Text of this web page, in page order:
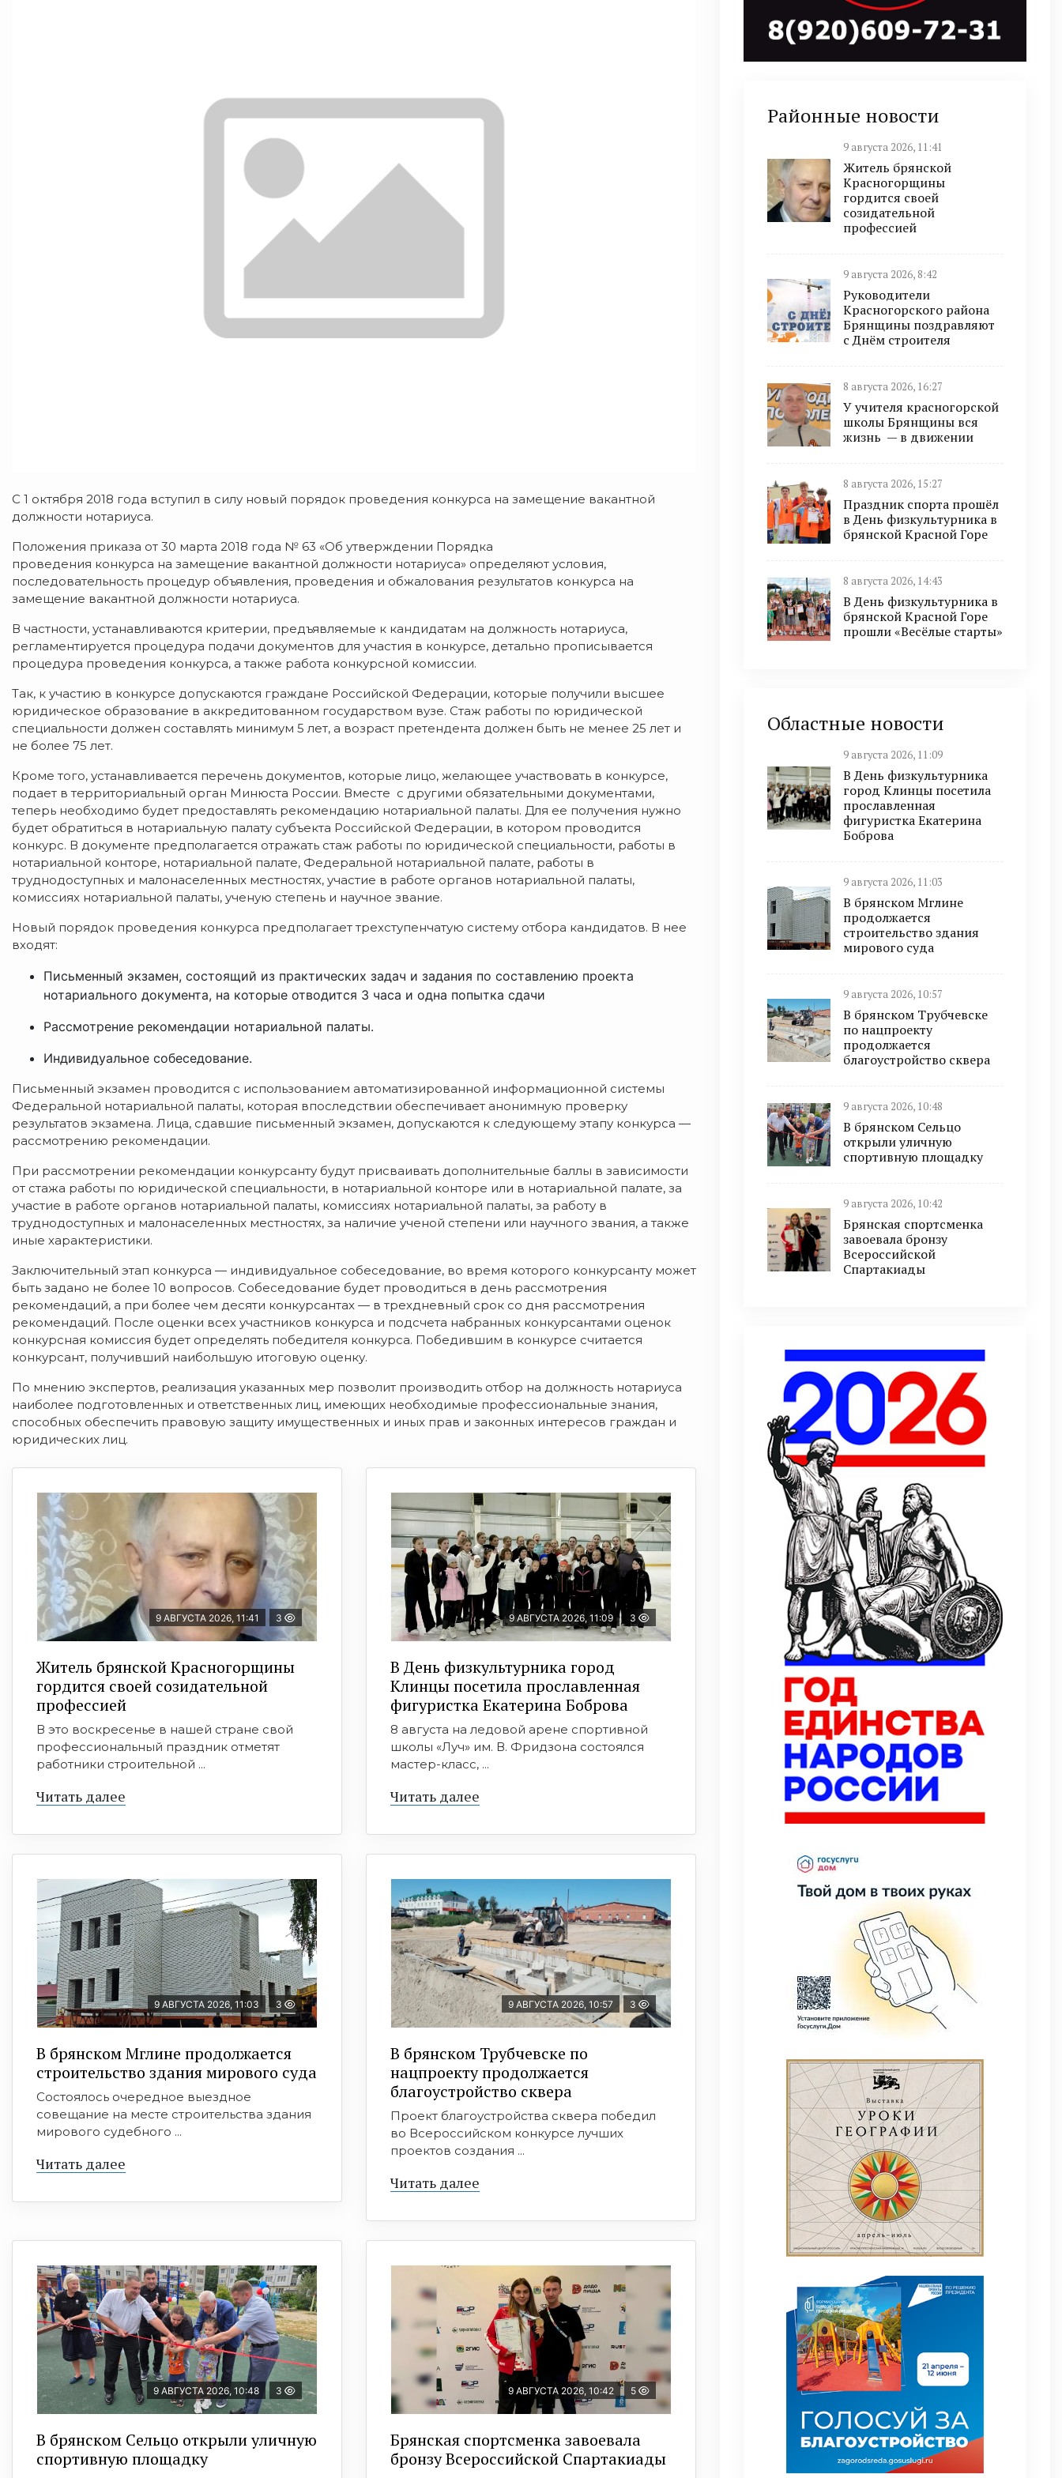
С 1 октября 2018 года вступил в силу новый порядок проведения конкурса на замещение вакантной
должности нотариуса.
Положения приказа от 30 марта 2018 года № 63 «Об утверждении Порядка
проведения конкурса на замещение вакантной должности нотариуса» определяют условия,
последовательность процедур объявления, проведения и обжалования результатов конкурса на
замещение вакантной должности нотариуса.
В частности, устанавливаются критерии, предъявляемые к кандидатам на должность нотариуса,
регламентируется процедура подачи документов для участия в конкурсе, детально прописывается
процедура проведения конкурса, а также работа конкурсной комиссии.
Так, к участию в конкурсе допускаются граждане Российской Федерации, которые получили высшее
юридическое образование в аккредитованном государством вузе. Стаж работы по юридической
специальности должен составлять минимум 5 лет, а возраст претендента должен быть не менее 25 лет и
не более 75 лет.
Кроме того, устанавливается перечень документов, которые лицо, желающее участвовать в конкурсе,
подает в территориальный орган Минюста России. Вместе с другими обязательными документами,
теперь необходимо будет предоставлять рекомендацию нотариальной палаты. Для ее получения нужно
будет обратиться в нотариальную палату субъекта Российской Федерации, в котором проводится
конкурс. В документе предполагается отражать стаж работы по юридической специальности, работы в
нотариальной конторе, нотариальной палате, Федеральной нотариальной палате, работы в
труднодоступных и малонаселенных местностях, участие в работе органов нотариальной палаты,
комиссиях нотариальной палаты, ученую степень и научное звание.
Новый порядок проведения конкурса предполагает трехступенчатую систему отбора кандидатов. В нее
входят:
Письменный экзамен, состоящий из практических задач и задания по составлению проекта
нотариального документа, на которые отводится 3 часа и одна попытка сдачи
Рассмотрение рекомендации нотариальной палаты.
Индивидуальное собеседование.
Письменный экзамен проводится с использованием автоматизированной информационной системы
Федеральной нотариальной палаты, которая впоследствии обеспечивает анонимную проверку
результатов экзамена. Лица, сдавшие письменный экзамен, допускаются к следующему этапу конкурса —
рассмотрению рекомендации.
При рассмотрении рекомендации конкурсанту будут присваивать дополнительные баллы в зависимости
от стажа работы по юридической специальности, в нотариальной конторе или в нотариальной палате, за
участие в работе органов нотариальной палаты, комиссиях нотариальной палаты, за работу в
труднодоступных и малонаселенных местностях, за наличие ученой степени или научного звания, а также
иные характеристики.
Заключительный этап конкурса — индивидуальное собеседование, во время которого конкурсанту может
быть задано не более 10 вопросов. Собеседование будет проводиться в день рассмотрения
рекомендаций, а при более чем десяти конкурсантах — в трехдневный срок со дня рассмотрения
рекомендаций. После оценки всех участников конкурса и подсчета набранных конкурсантами оценок
конкурсная комиссия будет определять победителя конкурса. Победившим в конкурсе считается
конкурсант, получивший наибольшую итоговую оценку.
По мнению экспертов, реализация указанных мер позволит производить отбор на должность нотариуса
наиболее подготовленных и ответственных лиц, имеющих необходимые профессиональные знания,
способных обеспечить правовую защиту имущественных и иных прав и законных интересов граждан и
юридических лиц.
9 АВГУСТА 2026, 11:41 3
Житель брянской Красногорщины
гордится своей созидательной
профессией
В это воскресенье в нашей стране свой
профессиональный праздник отметят
работники строительной ...
Читать далее
9 АВГУСТА 2026, 11:09 3
В День физкультурника город
Клинцы посетила прославленная
фигуристка Екатерина Боброва
8 августа на ледовой арене спортивной
школы «Луч» им. В. Фридзона состоялся
мастер-класс, ...
Читать далее
9 АВГУСТА 2026, 11:03 3
В брянском Мглине продолжается
строительство здания мирового суда
Состоялось очередное выездное
совещание на месте строительства здания
мирового судебного ...
Читать далее
9 АВГУСТА 2026, 10:57 3
В брянском Трубчевске по
нацпроекту продолжается
благоустройство сквера
Проект благоустройства сквера победил
во Всероссийском конкурсе лучших
проектов создания ...
Читать далее
9 АВГУСТА 2026, 10:48 3
В брянском Сельцо открыли уличную
спортивную площадку
9 АВГУСТА 2026, 10:42 5
Брянская спортсменка завоевала
бронзу Всероссийской Спартакиады
Районные новости
9 августа 2026, 11:41
Житель брянской
Красногорщины
гордится своей
созидательной
профессией
9 августа 2026, 8:42
Руководители
Красногорского района
Брянщины поздравляют
с Днём строителя
8 августа 2026, 16:27
У учителя красногорской
школы Брянщины вся
жизнь — в движении
8 августа 2026, 15:27
Праздник спорта прошёл
в День физкультурника в
брянской Красной Горе
8 августа 2026, 14:43
В День физкультурника в
брянской Красной Горе
прошли «Весёлые старты»
Областные новости
9 августа 2026, 11:09
В День физкультурника
город Клинцы посетила
прославленная
фигуристка Екатерина
Боброва
9 августа 2026, 11:03
В брянском Мглине
продолжается
строительство здания
мирового суда
9 августа 2026, 10:57
В брянском Трубчевске
по нацпроекту
продолжается
благоустройство сквера
9 августа 2026, 10:48
В брянском Сельцо
открыли уличную
спортивную площадку
9 августа 2026, 10:42
Брянская спортсменка
завоевала бронзу
Всероссийской
Спартакиады